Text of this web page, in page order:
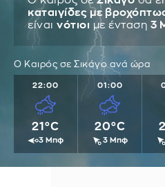
καταιγίδες με
είναι νότιοι με ένταση 3
Ο Καιρός σε Σικάγο ανά ώρα
22:00
21°C
3 Μπφ
01:00
20°C
3 Μπφ